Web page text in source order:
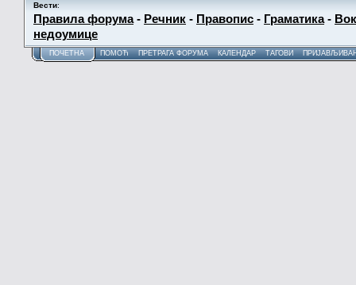
Вести:
Правила форума- Речник - Правопис - Граматика-
недоумице
ПОЧЕТНА ПОМОЋ ПРЕТРАГА ФОРУМА КАЛЕНДАР ТАГОВИ